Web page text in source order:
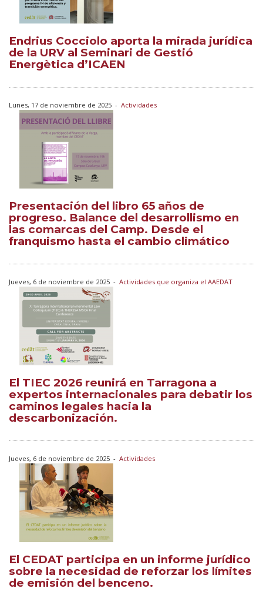
Endrius Cocciolo aporta la mirada jurídica
de la URV al Seminari de Gestió
Energètica d’ICAEN
Lunes, 17 de noviembre de 2025 - Actividades
Presentación del libro 65 años de
progreso. Balance del desarrollismo en
las comarcas del Camp. Desde el
franquismo hasta el cambio climático
Jueves, 6 de noviembre de 2025 - Actividades que organiza el AAEDAT
El TIEC 2026 reunirá en Tarragona a
expertos internacionales para debatir los
caminos legales hacia la
descarbonización.
Jueves, 6 de noviembre de 2025 - Actividades
El CEDAT participa en un informe jurídico
sobre la necesidad de reforzar los límites
de emisión del benceno.